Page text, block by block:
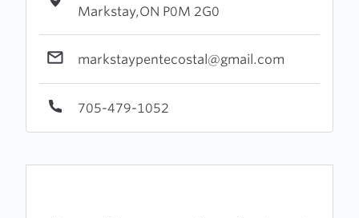
Markstay,ON P0M 2G0
markstaypentecostal@gmail.com
705-479-1052